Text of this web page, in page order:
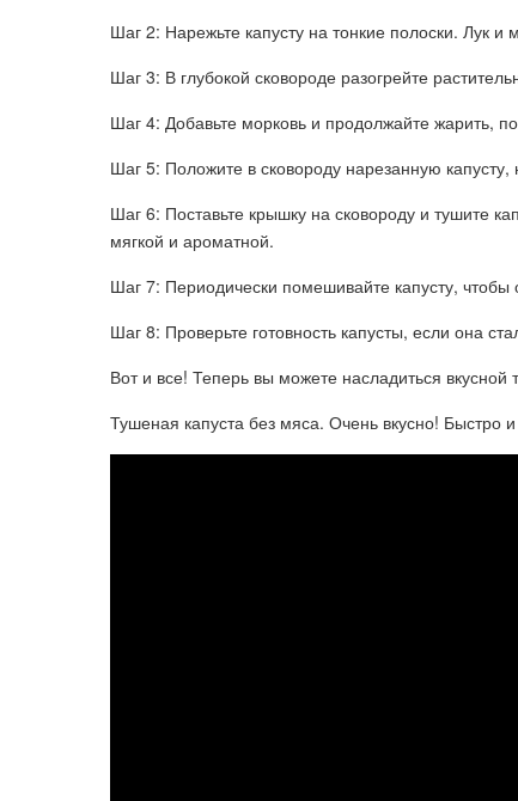
Шаг 2: Нарежьте капусту на тонкие полоски. Лук и
Шаг 3: В глубокой сковороде разогрейте
Шаг 4: Добавьте морковь и продолжайте жарить,
Шаг 5: Положите в сковороду нарезанную
Шаг 6: Поставьте крышку на сковороду и тушите
мягкой и ароматной.
Шаг 7: Периодически помешивайте капусту,
Шаг 8: Проверьте готовность капусты, если она
Вот и все! Теперь вы можете насладиться вкусной
Тушеная капуста без мяса. Очень вкусно! Быстро